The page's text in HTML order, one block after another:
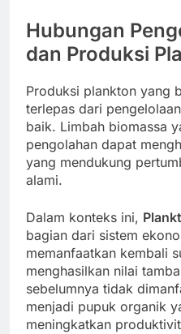
Hubungan
dan Produksi
Produksi plankton yang
terlepas dari
baik. Limbah biomassa
pengolahan dapat
yang mendukung
alami.
Dalam konteks ini,
bagian dari sistem
memanfaatkan kembali
menghasilkan nilai
sebelumnya tidak
menjadi pupuk organik
meningkatkan